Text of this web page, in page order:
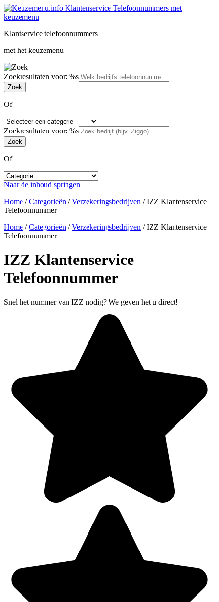
Klantservice telefoonnummers
met het keuzemenu
Zoekresultaten voor: %s
Of
Zoekresultaten voor: %s
Of
Naar de inhoud springen
Home /Categorieën /Verzekeringsbedrijven /IZZ Klantenservice
Telefoonnummer
Home /Categorieën /Verzekeringsbedrijven /IZZ Klantenservice
Telefoonnummer
IZZ Klantenservice
Telefoonnummer
Snel het nummer van IZZ nodig? We geven het u direct!